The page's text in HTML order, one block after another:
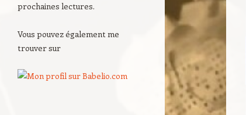
prochaines lectures.
Vous pouvez également me
trouver sur